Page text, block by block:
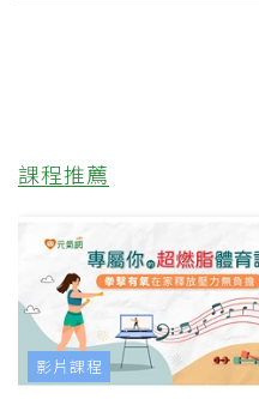
課程推薦
影片課程